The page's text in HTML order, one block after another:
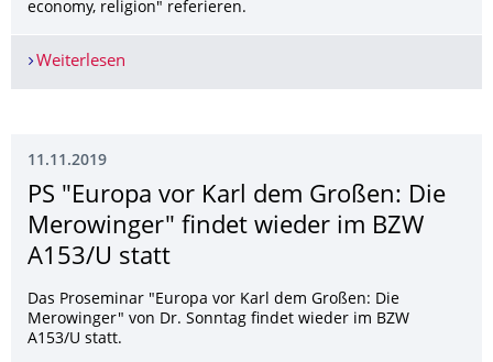
economy, religion" referieren.
Weiterlesen
11.11.2019
PS "Europa vor Karl dem Großen: Die
Merowinger" findet wieder im BZW
A153/U statt
Das Proseminar "Europa vor Karl dem Großen: Die
Merowinger" von Dr. Sonntag findet wieder im BZW
A153/U statt.